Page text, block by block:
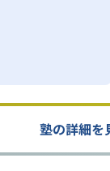
塾の詳細を